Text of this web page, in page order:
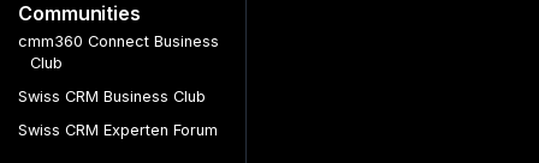
Communities
cmm360 Connect Business
Club
Swiss CRM Business Club
Swiss CRM Experten Forum